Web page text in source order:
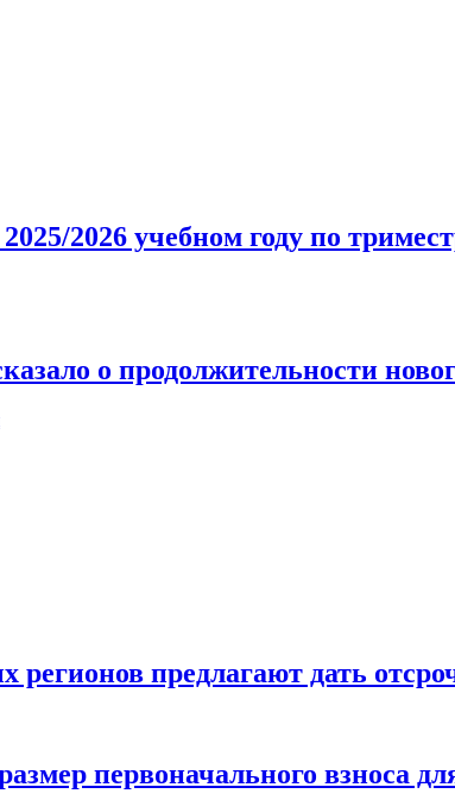
2026 учебном году по
о продолжительности
регионов предлагают дать
первоначального взноса